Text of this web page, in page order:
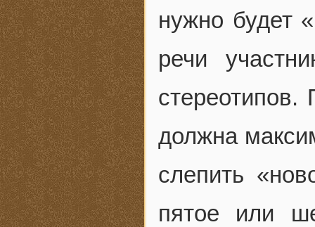
нужно будет
речи
стереотипов.
должна
слепить
пятое или